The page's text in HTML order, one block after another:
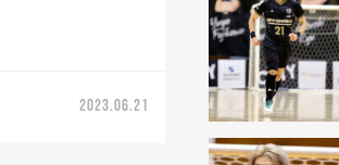
2023.06.21